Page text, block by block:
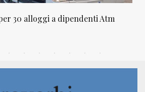
a dipendenti Atm